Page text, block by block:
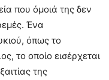
που όμοιά της δεν
Ένα
όπως το
το οποίο εισέρχεται
της